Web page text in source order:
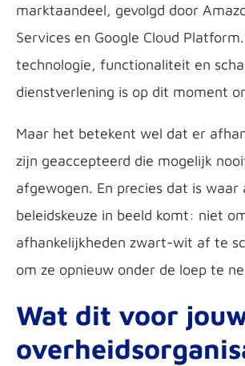
marktaandeel, gevolgd door
Services en Google Cloud
technologie, functionaliteit en
dienstverlening is op dit moment
Maar het betekent wel dat er
zijn geaccepteerd die mogelijk
afgewogen. En precies dat is waar
beleidskeuze in beeld komt: niet
afhankelijkheden zwart-wit af te
om ze opnieuw onder de loep te
Wat dit voor